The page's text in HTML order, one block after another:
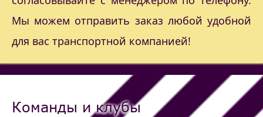
Мы можем отправить заказ любой удобной
для вас транспортной компанией!
Команды и клубы